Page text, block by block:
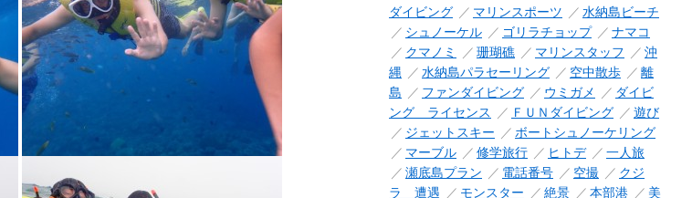
ダイビング
マリンスポーツ
水納島ビーチ
シュノーケル
ゴリラチョップ
ナマコ
クマノミ
珊瑚礁 マリンスタッフ
沖
縄
水納島パラセーリング 空中散歩
離
島
ファンダイビング ウミガメ
ダイビ
ング ライセンス
ＦＵＮダイビング
遊び
ジェットスキー
ボートシュノーケリング
マーブル
修学旅行 ヒトデ
一人旅
瀬底島プラン
電話番号 空撮
クジ
ラ 遭遇
モンスター 絶景 本部港
美